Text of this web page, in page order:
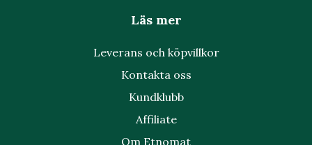
Läs mer
Leverans och köpvillkor
Kontakta oss
Kundklubb
Affiliate
Om Etnomat